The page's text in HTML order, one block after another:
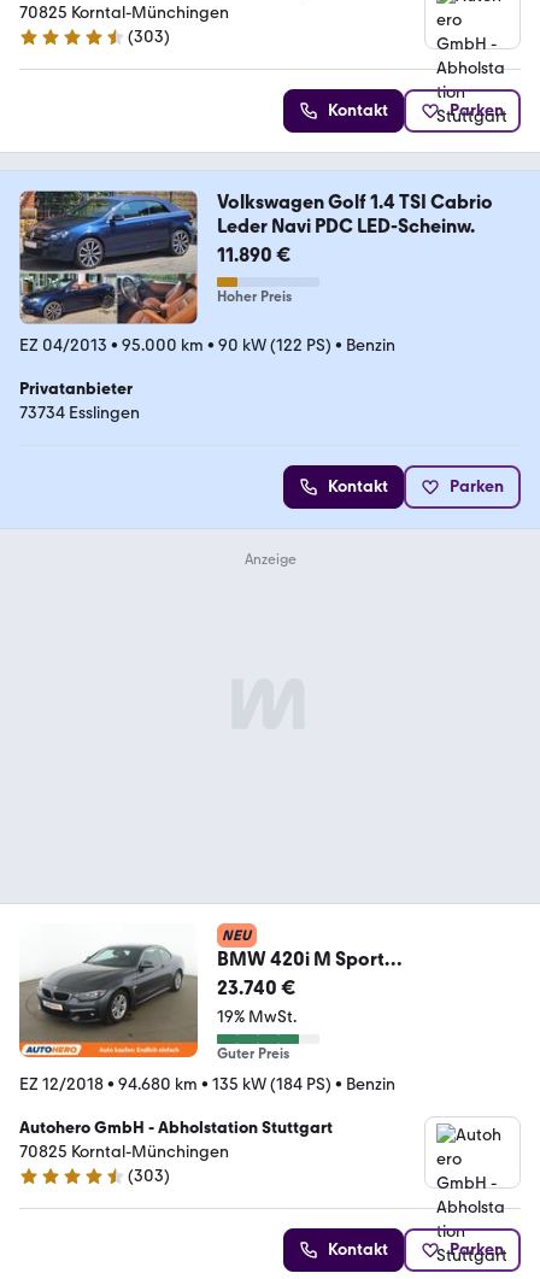
70825 Korntal-Münchingen
4.4 Sterne
(303)
Kontakt Parken
Volkswagen Golf 1.4 TSI Cabrio
Leder Navi PDC LED-Scheinw.
11.890 €
Hoher Preis
EZ 04/2013 • 95.000 km • 90 kW (122 PS) • Benzin
Privatanbieter
73734 Esslingen
Kontakt Parken
NEU
BMW 420i M Sport
Aut.*NAV*XENON*TEMP*PDC*SH
Z*KLIMA*
23.740 €
19% MwSt.
Guter Preis
EZ 12/2018• 94.680 km • 135 kW (184 PS) • Benzin
Autohero GmbH - Abholstation Stuttgart
70825 Korntal-Münchingen
4.4 Sterne
(303)
Kontakt Parken